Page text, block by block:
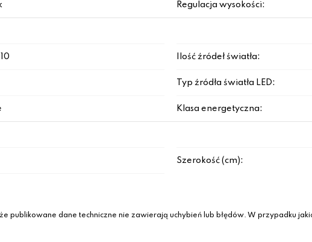
Regulacja wysokości:
Ilość źródeł światła:
Typ źródła światła LED:
Klasa energetyczna:
Szerokość (cm):
publikowane dane techniczne nie zawierają uchybień lub błędów. W przypadku